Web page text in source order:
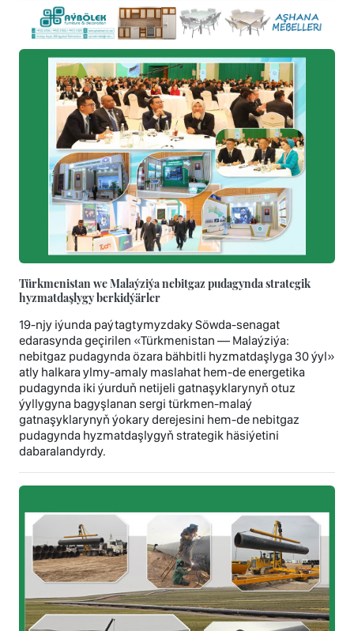
Türkmenistan we Malaýziýa nebitgaz pudagynda strategik
hyzmatdaşlygy berkidýärler
19-njy iýunda paýtagtymyzdaky Söwda-senagat
edarasynda geçirilen «Türkmenistan — Malaýziýa:
nebitgaz pudagynda özara bähbitli hyzmatdaşlyga 30 ýyl»
atly halkara ylmy-amaly maslahat hem-de energetika
pudagynda iki ýurduň netijeli gatnaşyklarynyň otuz
ýyllygyna bagyşlanan sergi türkmen-malaý
gatnaşyklarynyň ýokary derejesini hem-de nebitgaz
pudagynda hyzmatdaşlygyň strategik häsiýetini
dabaralandyrdy.